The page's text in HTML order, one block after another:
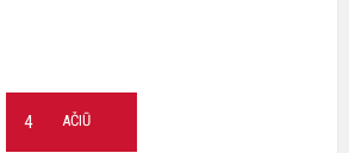
AČIŪ
4